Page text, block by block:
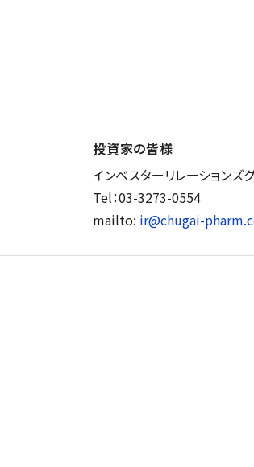
投資家の皆様
インベスターリレーションズ
Tel：03-3273-0554
mailto: ir@chugai-